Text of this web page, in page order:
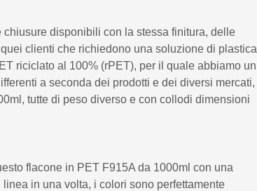
disponibili con la stessa finitura, delle
clienti che richiedono una soluzione di plastica
riciclato al 100% (rPET), per il quale abbiamo un
a seconda dei prodotti e dei diversi mercati,
tutte di peso diverso e con collodi dimensioni
flacone in PET F915A da 1000ml con una
in una volta, i colori sono perfettamente